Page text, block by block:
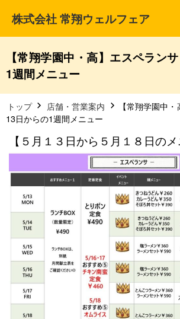
株式会社 常翔ウェルフェア
【常翔学園中・高】エスペラン
1週間メニュー
トップ 店舗・営業案内
【常翔学園中
13日からの1週間メニュー
【５月１３日から５月１８日のメ